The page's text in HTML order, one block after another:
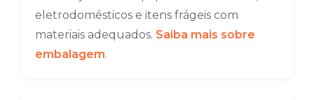
eletrodomésticos e itens frágeis com
materiais adequados. Saiba mais sobre
embalagem.